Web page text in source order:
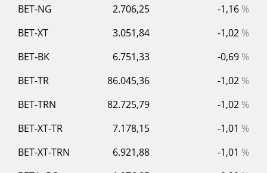
BET-NG 2.706,25 -1,16 %
BET-XT
3.051,84 -1,02 %
BET-BK
6.751,33 -0,69 %
BET-TR
86.045,36 -1,02 %
BET-TRN
82.725,79 -1,02 %
BET-XT-TR
7.178,15 -1,01 %
BET-XT-TRN
6.921,88 -1,01 %